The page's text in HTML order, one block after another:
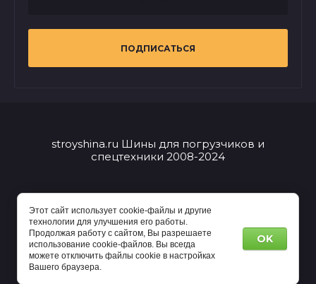
ПОДПИСАТЬСЯ
stroyshina.ru Шины для погрузчиков и
спецтехники 2008-2024
world-weather.ru
Прогноз погоды в Казани
Этот сайт использует cookie-файлы и другие
технологии для улучшения его работы.
Продолжая работу с сайтом, Вы разрешаете
использование cookie-файлов. Вы всегда
можете отключить файлы cookie в настройках
Вашего браузера.
OK